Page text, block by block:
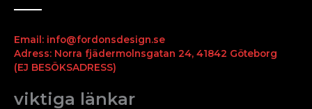
Email: info@fordonsdesign.se
Adress: Norra fjädermolnsgatan 24, 41842 Göteborg
(EJ BESÖKSADRESS)
viktiga länkar